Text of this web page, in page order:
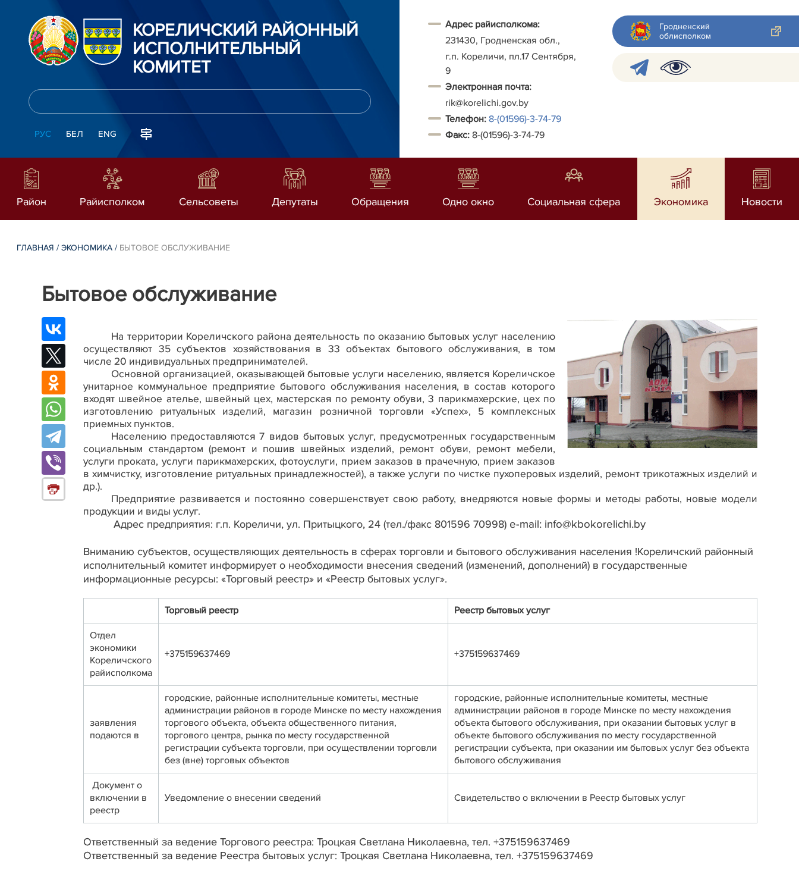
КОРЕЛИЧСКИЙ РАЙОННЫЙ
ИСПОЛНИТЕЛЬНЫЙ
КОМИТЕТ
РУС БЕЛ ENG
Адрес райисполкома:
231430, Гродненская обл.,
г.п. Кореличи, пл.17 Сентября,
9
Электронная почта:
rik@korelichi.gov.by
Телефон: 8-(01596)-3-74-79
Факс: 8-(01596)-3-74-79
Гродненский
облисполком
Район Райисполком Сельсоветы Депутаты Обращения Одно окно Социальная сфера Экономика Новости
ГЛАВНАЯ /ЭКОНОМИКА / БЫТОВОЕ ОБСЛУЖИВАНИЕ
Бытовое обслуживание
На территории Кореличского района деятельность по оказанию бытовых услуг населению
осуществляют 35 субъектов хозяйствования в 33 объектах бытового обслуживания, в том
числе 20 индивидуальных предпринимателей.
Основной организацией, оказывающей бытовые услуги населению, является Кореличское
унитарное коммунальное предприятие бытового обслуживания населения, в состав которого
входят швейное ателье, швейный цех, мастерская по ремонту обуви, 3 парикмахерские, цех по
изготовлению ритуальных изделий, магазин розничной торговли «Успех», 5 комплексных
приемных пунктов.
Населению предоставляются 7 видов бытовых услуг, предусмотренных государственным
социальным стандартом (ремонт и пошив швейных изделий, ремонт обуви, ремонт мебели,
услуги проката, услуги парикмахерских, фотоуслуги, прием заказов в прачечную, прием заказов
в химчистку, изготовление ритуальных принадлежностей), а также услуги по чистке пухоперовых изделий, ремонт трикотажных изделий и
др.).
Предприятие развивается и постоянно совершенствует свою работу, внедряются новые формы и методы работы, новые модели
продукции и виды услуг.
Адрес предприятия: г.п. Кореличи, ул. Притыцкого, 24(тел./факс 801596 70998)e-mail: info@kbokorelichi.by
Вниманию субъектов, осуществляющих деятельность в сферах торговли и бытового обслуживания населения !Кореличский районный
исполнительный комитет информирует о необходимости внесения сведений (изменений, дополнений) в государственные
информационные ресурсы: «Торговый реестр» и «Реестр бытовых услуг».
Торговый реестр Реестр бытовых услуг
Отдел
экономики
Кореличского
райисполкома
+375159637469 +375159637469
заявления
подаются в
городские, районные исполнительные комитеты, местные
администрации районов в городе Минске по месту нахождения
торгового объекта, объекта общественного питания,
торгового центра, рынка по месту государственной
регистрации субъекта торговли, при осуществлении торговли
без (вне) торговых объектов
городские, районные исполнительные комитеты, местные
администрации районов в городе Минске по месту нахождения
объекта бытового обслуживания, при оказании бытовых услуг в
объекте бытового обслуживания по месту государственной
регистрации субъекта, при оказании им бытовых услуг без объекта
бытового обслуживания
Документ о
включении в
реестр
Уведомление о внесении сведений Свидетельство о включении в Реестр бытовых услуг
Ответственный за ведение Торгового реестра: Троцкая Светлана Николаевна, тел. +375159637469
Ответственный за ведение Реестра бытовых услуг: Троцкая Светлана Николаевна, тел. +375159637469